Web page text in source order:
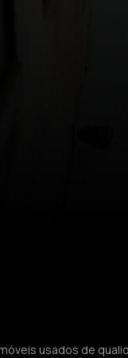
usados de